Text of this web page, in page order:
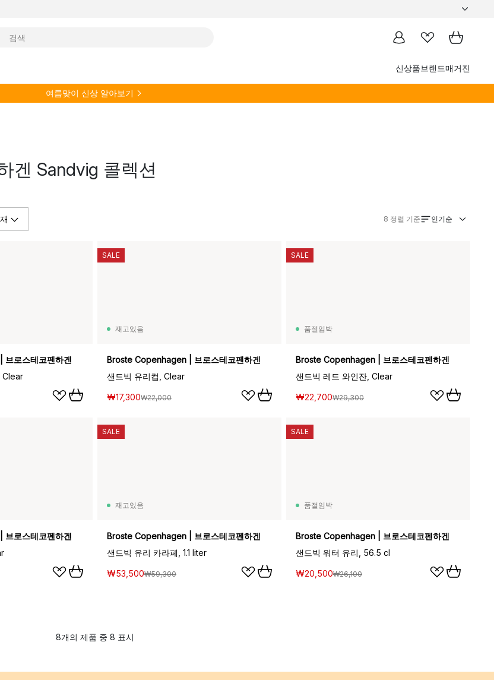
신상품브랜드매거진
여름맞이 신상 알아보기
겐 Sandvig 콜렉션
8 정렬 기준 인기순
로스테코펜하겐
Clear
재고있음
Broste Copenhagen | 브로스테코펜하겐
샌드빅 유리컵, Clear
₩17,300₩22,000
SALE
품절임박
Broste Copenhagen | 브로스테코펜하겐
샌드빅 레드 와인잔, Clear
₩22,700₩29,300
SALE
로스테코펜하겐
재고있음
Broste Copenhagen | 브로스테코펜하겐
샌드빅 유리 카라페, 1.1 liter
₩53,500₩59,300
SALE
품절임박
Broste Copenhagen | 브로스테코펜하겐
샌드빅 워터 유리, 56.5 cl
₩20,500₩26,100
SALE
8개의 제품 중 8 표시